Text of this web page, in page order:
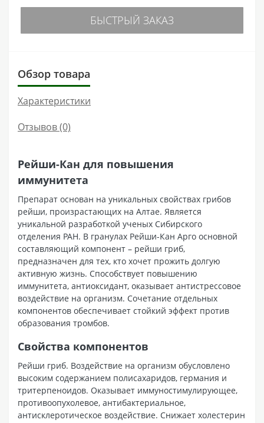
БЫСТРЫЙ ЗАКАЗ
Обзор товара
Характеристики
Отзывов (0)
Рейши-Кан для повышения
иммунитета
Препарат основан на уникальных свойствах грибов
рейши, произрастающих на Алтае. Является
уникальной разработкой ученых Сибирского
отделения РАН. В гранулах Рейши-Кан Арго основной
составляющий компонент – рейши гриб,
предназначен для тех, кто хочет прожить долгую
активную жизнь. Способствует повышению
иммунитета, антиоксидант, оказывает антистрессовое
воздействие на организм. Сочетание отдельных
компонентов обеспечивает стойкий эффект против
образования тромбов.
Свойства компонентов
Рейши гриб. Воздействие на организм обусловлено
высоким содержанием полисахаридов, германия и
тритерпеноидов. Оказывает иммуностимулирующее,
противоопухолевое, антибактериальное,
антисклеротическое воздействие. Снижает холестерин